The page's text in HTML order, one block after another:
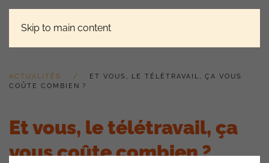
Skip to main content
ACTUALITÉS
ET VOUS, LE TÉLÉTRAVAIL, ÇA VOUS
COÛTE COMBIEN ?
Et vous, le télétravail, ça
vous coûte combien ?